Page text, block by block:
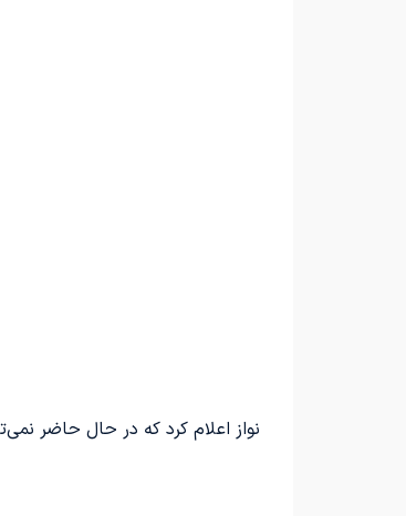
نواز اعلام کرد که در حال حاضر